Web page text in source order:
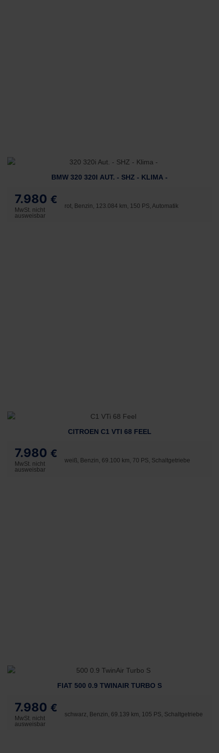
BMW 320 320I AUT. - SHZ - KLIMA -
7.980 €
MwSt. nicht
ausweisbar
rot, Benzin, 123.084 km, 150 PS, Automatik
CITROEN C1 VTI 68 FEEL
7.980 €
MwSt. nicht
ausweisbar
weiß, Benzin, 69.100 km, 70 PS, Schaltgetriebe
FIAT 500 0.9 TWINAIR TURBO S
7.980 €
MwSt. nicht
ausweisbar
schwarz, Benzin, 69.139 km, 105 PS, Schaltgetriebe